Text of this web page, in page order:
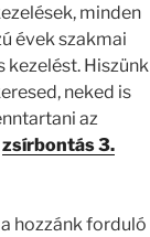
minden
évek szakmai
kezelést. Hiszünk
neked is
az
zsírbontás 3.
hozzánk forduló